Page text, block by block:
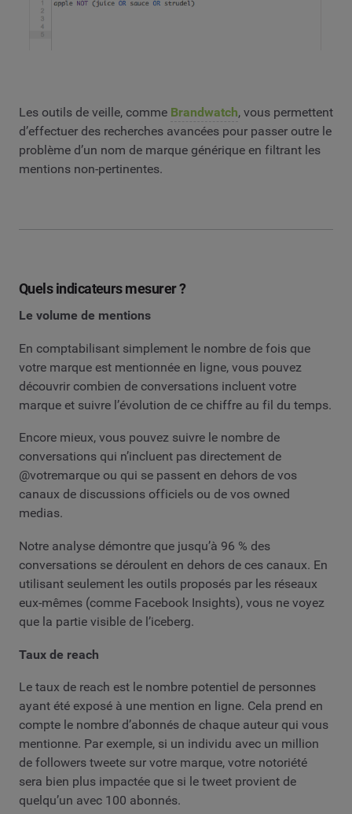
Les outils de veille, comme Brandwatch, vous permettent
d’effectuer des recherches avancées pour passer outre le
problème d’un nom de marque générique en filtrant les
mentions non-pertinentes.
Quels indicateurs mesurer ?
Le volume de mentions
En comptabilisant simplement le nombre de fois que
votre marque est mentionnée en ligne, vous pouvez
découvrir combien de conversations incluent votre
marque et suivre l’évolution de ce chiffre au fil du temps.
Encore mieux, vous pouvez suivre le nombre de
conversations qui n’incluent pas directement de
@votremarque ou qui se passent en dehors de vos
canaux de discussions officiels ou de vos owned
medias.
Notre analyse démontre que jusqu’à 96 % des
conversations se déroulent en dehors de ces canaux. En
utilisant seulement les outils proposés par les réseaux
eux-mêmes (comme Facebook Insights), vous ne voyez
que la partie visible de l’iceberg.
Taux de reach
Le taux de reach est le nombre potentiel de personnes
ayant été exposé à une mention en ligne. Cela prend en
compte le nombre d’abonnés de chaque auteur qui vous
mentionne. Par exemple, si un individu avec un million
de followers tweete sur votre marque, votre notoriété
sera bien plus impactée que si le tweet provient de
quelqu’un avec 100 abonnés.